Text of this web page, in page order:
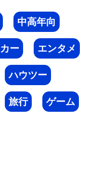
中高年向
ー エンタメ
ハウツー
旅行 ゲーム